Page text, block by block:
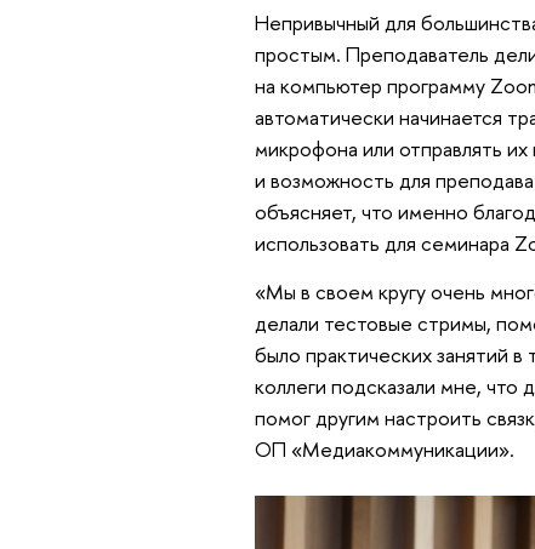
Непривычный для
простым. Преподаватель
на компьютер программу
автоматически начинается
микрофона или отправлять
и возможность для
объясняет, что именно
использовать для семинара
«Мы в своем кругу очень
делали тестовые стримы,
было практических занятий
коллеги подсказали мне,
помог другим настроить
ОП «Медиакоммуникации».